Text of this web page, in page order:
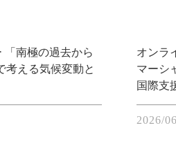
「南極の過去から
える気候変動と
オンラ
マーシ
国際支
2026/